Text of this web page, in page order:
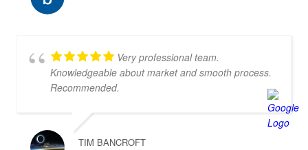
Very professional team.
Knowledgeable about market and smooth process.
Recommended.
TIM BANCROFT